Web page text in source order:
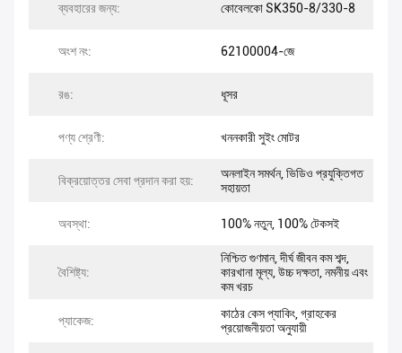
ব্যবহারের জন্য: কোবেলকো SK350-8/330-8
অংশ নং: 62100004-জে
রঙ: ধূসর
পণ্য শ্রেণী: খননকারী সুইং মোটর
বিক্রয়োত্তর সেবা প্রদান করা হয়:
অনলাইন সমর্থন, ভিডিও প্রযুক্তিগত
সহায়তা
অবস্থা: 100% নতুন, 100% টেকসই
বৈশিষ্ট্য:
নিশ্চিত গুণমান, দীর্ঘ জীবন কম শব্দ,
কারখানা মূল্য, উচ্চ দক্ষতা, নমনীয় এবং
কম খরচ
প্যাকেজ:
কাঠের কেস প্যাকিং, গ্রাহকের
প্রয়োজনীয়তা অনুযায়ী